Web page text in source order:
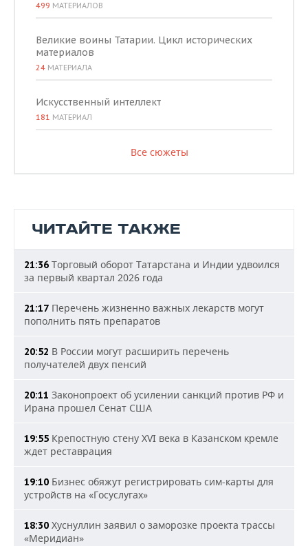
499 МАТЕРИАЛОВ
Великие воины Татарии. Цикл исторических
материалов
24 МАТЕРИАЛА
Искусственный интеллект
181 МАТЕРИАЛ
Все сюжеты
ЧИТАЙТЕ ТАКЖЕ
21:36 Торговый оборот Татарстана и Индии удвоился
за первый квартал 2026 года
21:17 Перечень жизненно важных лекарств могут
пополнить пять препаратов
20:52 В России могут расширить перечень
получателей двух пенсий
20:11 Законопроект об усилении санкций против РФ и
Ирана прошел Сенат США
19:55 Крепостную стену XVI века в Казанском кремле
ждет реставрация
19:10 Бизнес обяжут регистрировать сим-карты для
устройств на «Госуслугах»
18:30 Хуснуллин заявил о заморозке проекта трассы
«Меридиан»